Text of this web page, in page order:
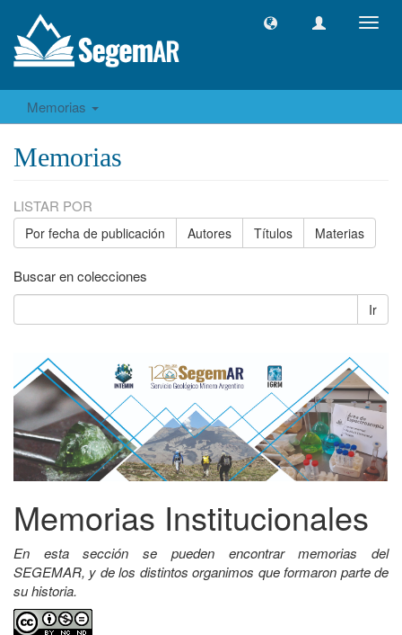
Memorias
Memorias
LISTAR POR
Por fecha de publicación Autores Títulos Materias
Buscar en colecciones
Ir
Memorias Institucionales
En esta sección se pueden encontrar memorias del
SEGEMAR, y de los distintos organimos que formaron parte de
su historia.